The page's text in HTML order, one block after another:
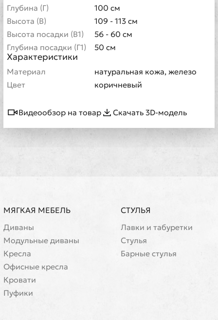
Глубина (Г)
100 см
Высота (В)
109 - 113 см
Высота посадки (В1)
56 - 60 см
Глубина посадки (Г1)
50 см
Характеристики
Материал
натуральная кожа, железо
Цвет
коричневый
Видеообзор на товар Скачать 3D-модель
МЯГКАЯ МЕБЕЛЬ
Диваны
Модульные диваны
Кресла
Офисные кресла
Кровати
Пуфики
СТУЛЬЯ
Лавки и табуретки
Стулья
Барные стулья